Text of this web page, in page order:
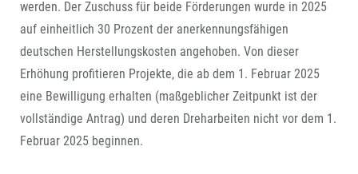
werden. Der Zuschuss für beide Förderungen wurde in 2025
auf einheitlich 30 Prozent der anerkennungsfähigen
deutschen Herstellungskosten angehoben. Von dieser
Erhöhung profitieren Projekte, die ab dem 1. Februar 2025
eine Bewilligung erhalten (maßgeblicher Zeitpunkt ist der
vollständige Antrag) und deren Dreharbeiten nicht vor dem 1.
Februar 2025 beginnen.